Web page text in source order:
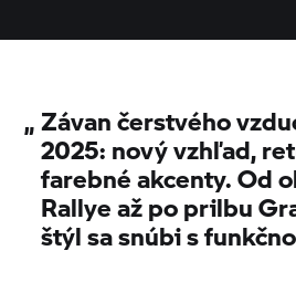
„Závan čerstvého
2025: nový vzhľad,
farebné akcenty. Od
Rallye až po prilbu
štýl sa snúbi s